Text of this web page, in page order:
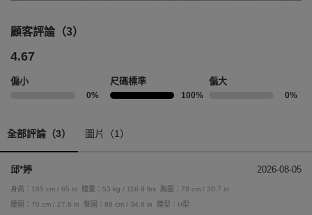
顧客評論（3）
4.67
偏小
0%
尺碼標準
100%
偏大
0%
全部評論（3） 圖片（1）
邱*婷 2026-08-05
身高：165 cm / 65 in 體重：53 kg / 116.9 lbs
胸圍：78 cm / 30.7 in
腰圍：70 cm / 27.6 in
臀圍：88 cm / 34.6 in
體型：H型